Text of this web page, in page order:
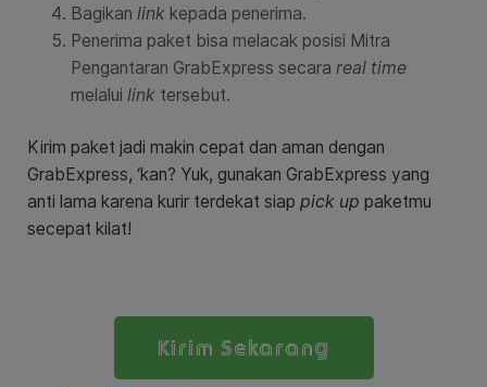
Bagikan link kepada penerima.
Penerima paket bisa melacak posisi Mitra
Pengantaran GrabExpress secara real time
melalui link tersebut.
Kirim paket jadi makin cepat dan aman dengan
GrabExpress, ‘kan? Yuk, gunakan GrabExpress yang
anti lama karena kurir terdekat siap pick up paketmu
secepat kilat!
Kirim Sekarang